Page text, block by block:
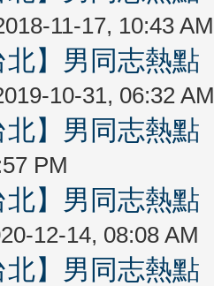
11-17, 10:43 AM
北】男同志熱
10-31, 06:32 AM
北】男同志熱
PM
北】男同志熱
12-14, 08:08 AM
北】男同志熱